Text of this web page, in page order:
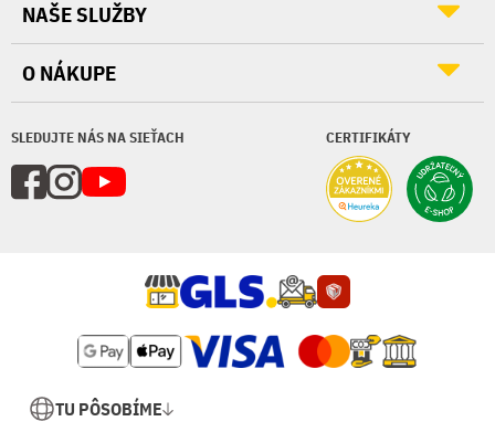
SLEDUJTE NÁS NA SIEŤACH CERTIFIKÁTY
NAŠE SLUŽBY
O NÁKUPE
TU PÔSOBÍME